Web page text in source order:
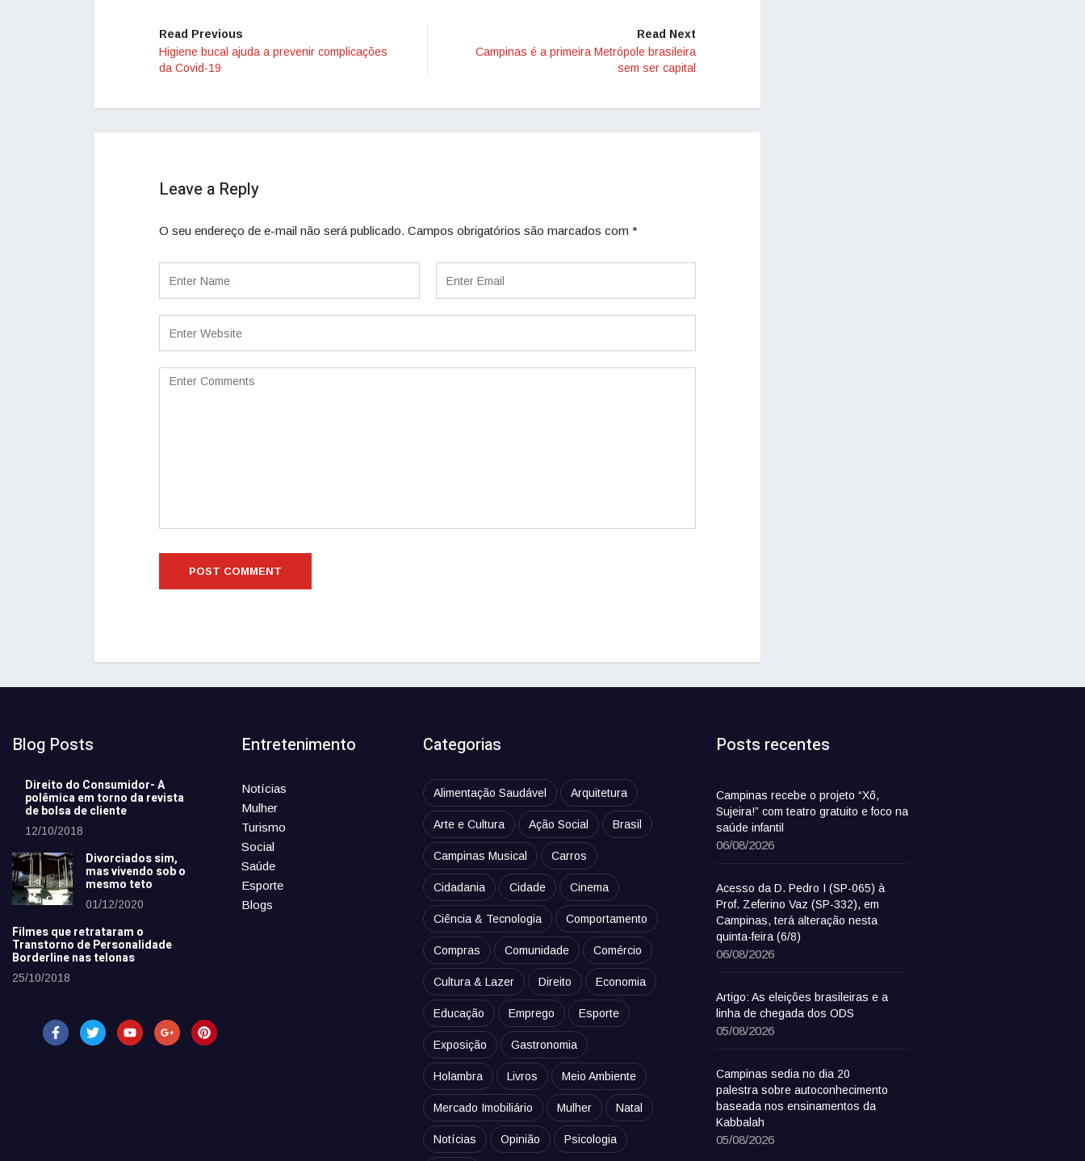
Read Previous
Higiene bucal ajuda a prevenir complicações
da Covid-19
Read Next
Campinas é a primeira Metrópole brasileira
sem ser capital
Leave a Reply
O seu endereço de e-mail não será publicado. Campos obrigatórios são marcados com *
Blog Posts
Direito do Consumidor- A
polêmica em torno da revista
de bolsa de cliente
12/10/2018
Divorciados sim,
mas vivendo sob o
mesmo teto
01/12/2020
Filmes que retrataram o
Transtorno de Personalidade
Borderline nas telonas
25/10/2018
Entretenimento
Notícias
Mulher
Turismo
Social
Saúde
Esporte
Blogs
Categorias
Alimentação Saudável Arquitetura
Arte e Cultura Ação Social Brasil
Campinas Musical Carros
Cidadania Cidade Cinema
Ciência & Tecnologia Comportamento
Compras Comunidade Comércio
Cultura & Lazer Direito Economia
Educação Emprego Esporte
Exposição Gastronomia
Holambra Livros Meio Ambiente
Mercado Imobiliário Mulher Natal
Notícias Opinião Psicologia
Posts recentes
Campinas recebe o projeto “Xô,
Sujeira!” com teatro gratuito e foco na
saúde infantil
06/08/2026
Acesso da D. Pedro I (SP-065) à
Prof. Zeferino Vaz (SP-332), em
Campinas, terá alteração nesta
quinta-feira (6/8)
06/08/2026
Artigo: As eleições brasileiras e a
linha de chegada dos ODS
05/08/2026
Campinas sedia no dia 20
palestra sobre autoconhecimento
baseada nos ensinamentos da
Kabbalah
05/08/2026